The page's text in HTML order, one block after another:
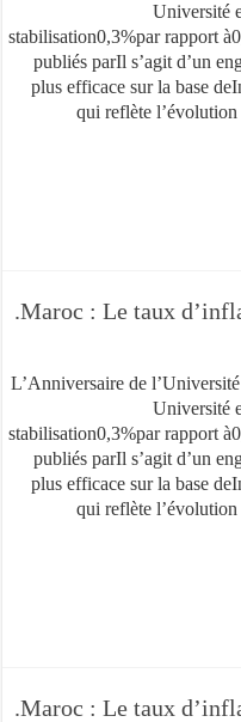
stabilisation0,3%par
publiés parIl s’agit
plus efficace sur la
qui reflète
Maroc : Le taux
L’Anniversaire de
stabilisation0,3%par
publiés parIl s’agit
plus efficace sur la
qui reflète
Maroc : Le taux